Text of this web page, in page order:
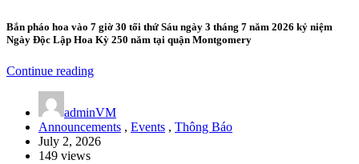
Bắn pháo hoa vào 7 giờ 30 tối thứ Sáu ngày 3 tháng 7 năm 2026 kỷ niệm
Ngày Độc Lập Hoa Kỳ 250 năm tại quận Montgomery
Continue reading
adminVM
Announcements , Events , Thông Báo
July 2, 2026
149 views